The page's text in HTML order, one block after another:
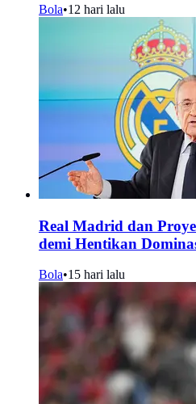
Bola•12 hari lalu
Real Madrid dan
demi Hentikan
Bola•15 hari lalu